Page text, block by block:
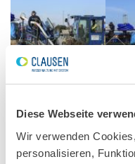
Diese Webseite
Wir verwenden
personalisieren,